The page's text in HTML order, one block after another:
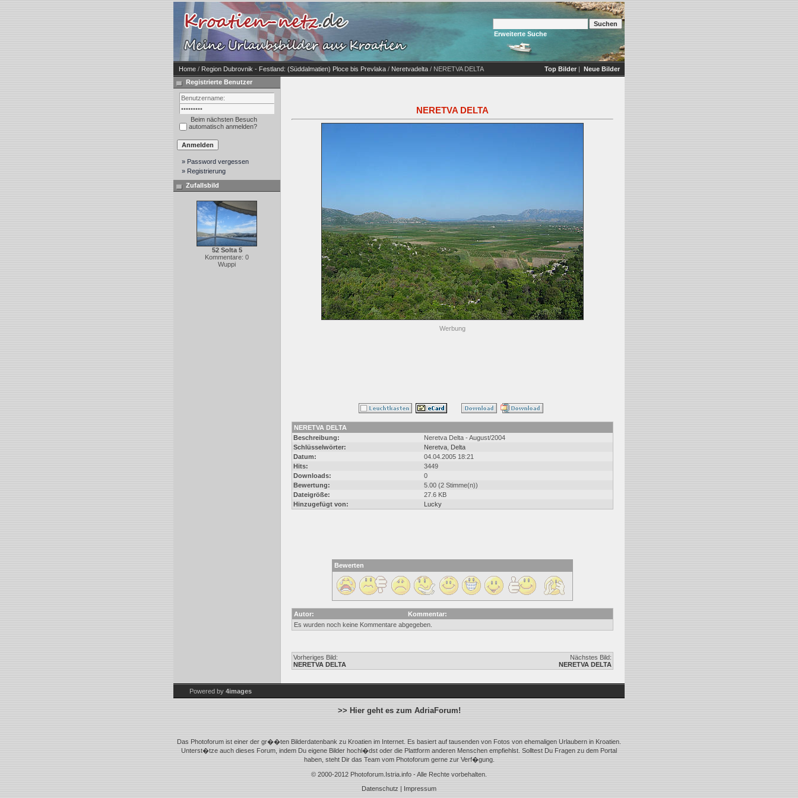
Erweiterte Suche
Home / Region Dubrovnik - Festland: (Süddalmatien) Ploce bis Prevlaka / Neretvadelta / NERETVA DELTA Top Bilder | Neue Bilder
Registrierte Benutzer
Beim nächsten Besuch
automatisch anmelden?
» Password vergessen
» Registrierung
Zufallsbild
52 Solta 5
Kommentare: 0
Wuppi
NERETVA DELTA
Werbung
NERETVA DELTA
Beschreibung:
Neretva Delta - August/2004
Schlüsselwörter:
Neretva Delta
Datum:
04.04.2005 18:21
Hits:
3449
Downloads:
0
Bewertung:
5.00 (2 Stimme(n))
Dateigröße:
27.6 KB
Hinzugefügt von:
Lucky
Bewerten
Autor:
Kommentar:
Es wurden noch keine Kommentare abgegeben.
Vorheriges Bild:
NERETVA DELTA
Nächstes Bild:
NERETVA DELTA
Powered by 4images
>> Hier geht es zum AdriaForum!
Das Photoforum ist einer der gr��ten Bilderdatenbank zu Kroatien im Internet. Es basiert auf tausenden von Fotos von ehemaligen Urlaubern in Kroatien.
Unterst�tze auch dieses Forum, indem Du eigene Bilder hochl�dst oder die Plattform anderen Menschen empfiehlst. Solltest Du Fragen zu dem Portal
haben, steht Dir das Team vom Photoforum gerne zur Verf�gung.
© 2000-2012 Photoforum.Istria.info - Alle Rechte vorbehalten.
Datenschutz | Impressum